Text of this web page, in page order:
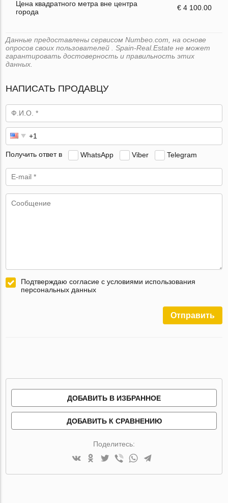
Цена квадратного метра вне центра
города
€ 4 100.00
Данные предоставлены сервисом Numbeo.com, на основе
опросов своих пользователей . Spain-Real.Estate не может
гарантировать достоверность и правильность этих
данных.
НАПИСАТЬ ПРОДАВЦУ
Получить ответ в WhatsApp Viber Telegram
Подтверждаю согласие с условиями использования
персональных данных
Отправить
ДОБАВИТЬ В ИЗБРАННОЕ
ДОБАВИТЬ К СРАВНЕНИЮ
Поделитесь: